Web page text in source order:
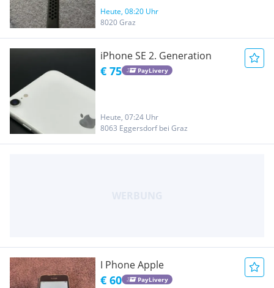
Heute, 08:20 Uhr
8020 Graz
iPhone SE 2. Generation
€ 75 PayLivery
Heute, 07:24 Uhr
8063 Eggersdorf bei Graz
I Phone Apple
€ 60 PayLivery